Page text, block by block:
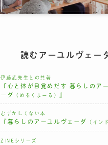
読むアーユルヴェー
伊藤武先生との共著
『心と体が目覚めだす 暮らしのア
ーダ
（めるくまーる） 』
むずかしくない本
『暮らしのアーユルヴェーダ （イン
ZINEシリーズ